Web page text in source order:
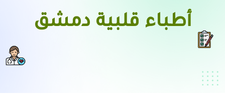
أطباء قلبية دمشق